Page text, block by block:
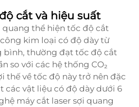
cắt và hiệu suất
quang thể hiện tốc độ cắt
kim loại có độ dày từ
bình, thường đạt tốc độ cắt
so với các hệ thống CO₂
thế về tốc độ này trở nên đặc
các vật liệu có độ dày dưới 6
máy cắt laser sợi quang